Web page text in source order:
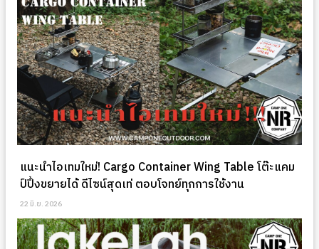
แนะนำไอเทมใหม่! Cargo Container Wing Table โต๊ะแคม
ป์ปิ้งขยายได้ ดีไซน์สุดเท่ ตอบโจทย์ทุกการใช้งาน
22 มิ.ย. 2026